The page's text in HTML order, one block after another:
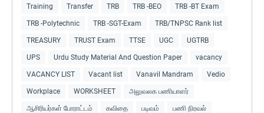
Training Transfer TRB TRB -BEO TRB -BT Exam
TRB -Polytechnic TRB -SGT-Exam TRB/TNPSC Rank list
TREASURY TRUST Exam TTSE UGC UGTRB
UPS Urdu Study Material And Question Paper vacancy
VACANCY LIST Vacant list Vanavil Mandram Vedio
Workplace WORKSHEET அலுவலக பணியாளர்
ஆசிரியர்கள் போராட்டம் கவிதை படிவம் பணி நிரவல்